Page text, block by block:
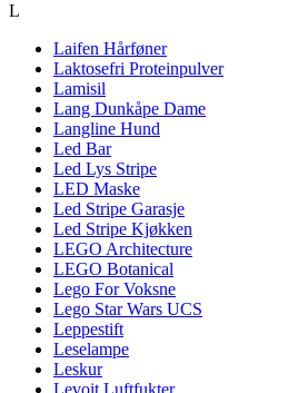
L
Laifen Hårføner
Laktosefri Proteinpulver
Lamisil
Lang Dunkåpe Dame
Langline Hund
Led Bar
Led Lys Stripe
LED Maske
Led Stripe Garasje
Led Stripe Kjøkken
LEGO Architecture
LEGO Botanical
Lego For Voksne
Lego Star Wars UCS
Leppestift
Leselampe
Leskur
Levoit Luftfukter